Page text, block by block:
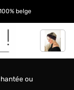
belge
ou